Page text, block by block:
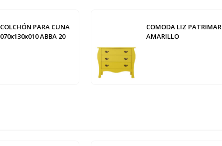
COLCHÓN PARA CUNA
070x130x010 ABBA 20
COMODA LIZ PATRIMAR
AMARILLO